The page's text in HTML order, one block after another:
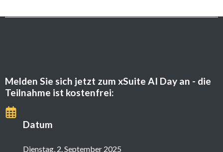
Melden Sie sich jetzt zum xSuite AI Day an - die
Teilnahme ist kostenfrei:
Datum
Dienstag, 2. September 2025